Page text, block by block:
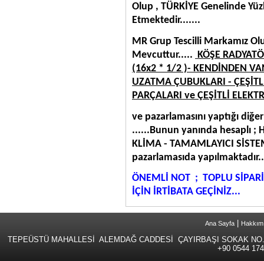
Olup , TÜRKİYE Genelinde
Etmektedir.......
MR Grup Tescilli Markamız
Mevcuttur.....
KÖŞE
(16x2 * 1/2 )- KENDİNDEN
UZATMA ÇUBUKLARI -
PARÇALARI ve ÇEŞİTLİ
ve pazarlamasını yaptığı
......Bunun yanında hesaplı ;
KLİMA - TAMAMLAYICI
ÖNEMLİ NOT ; TOPLU
İÇİN İRTİBATA
Ana Sayfa
TEPEÜSTÜ MAHALLESİ ALEMDAĞ CADDESİ ÇAYIRBAŞI SOKAK
+90 0544